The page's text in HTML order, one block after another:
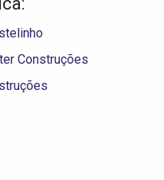
Construções